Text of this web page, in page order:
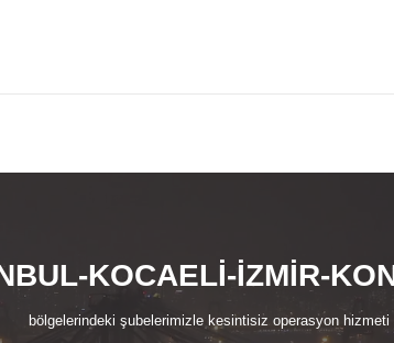
KOCAELİ-İZMİR-
bölgelerindeki şubelerimizle kesintisiz operasyon hizmeti